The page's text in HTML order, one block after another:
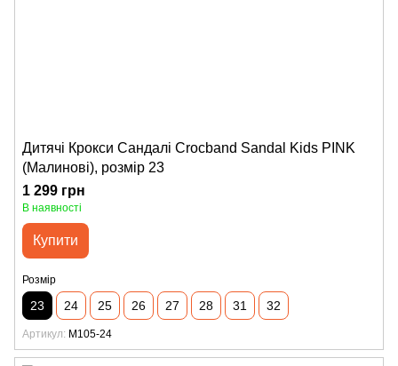
Дитячі Крокси Сандалі Crocband Sandal Kids PINK
(Малинові), розмір 23
1 299 грн
В наявності
Купити
Розмір
23 24 25 26 27 28 31 32
Артикул M105-24